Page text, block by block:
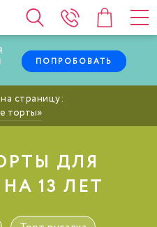
ПОПРОБОВАТЬ
торты
ДЛЯ
13 ЛЕТ